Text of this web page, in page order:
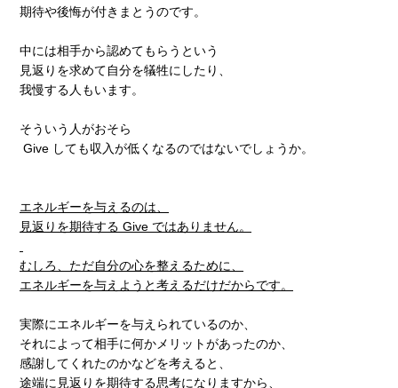
期待や後悔が付きまとうのです。
中には相手から認めてもらうという
見返りを求めて自分を犠牲にしたり、
我慢する人もいます。
そういう人がおそら
Give しても収入が低くなるのではないでしょうか。
エネルギーを与えるのは、
見返りを期待する Give ではありません。
むしろ、ただ自分の心を整えるために、
エネルギーを与えようと考えるだけだからです。
実際にエネルギーを与えられているのか、
それによって相手に何かメリットがあったのか、
感謝してくれたのかなどを考えると、
途端に見返りを期待する思考になりますから、